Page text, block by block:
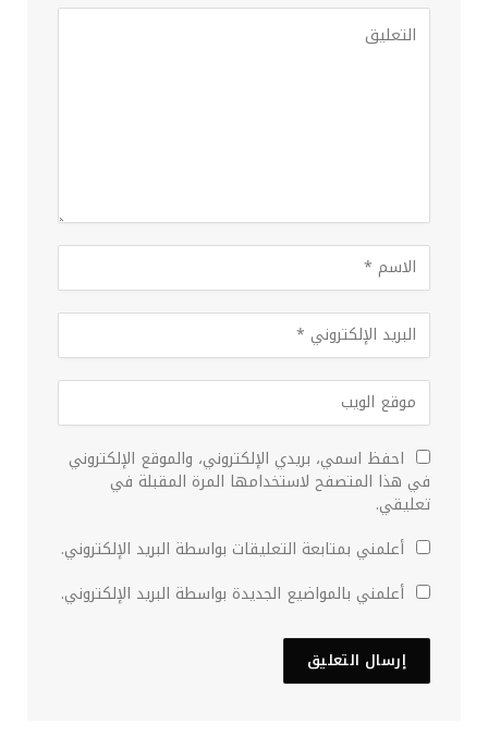
احفظ اسمي، بريدي الإلكتروني، والموقع الإلكتروني
في هذا المتصفح لاستخدامها المرة المقبلة في
تعليقي.
أعلمني بمتابعة التعليقات بواسطة البريد الإلكتروني.
أعلمني بالمواضيع الجديدة بواسطة البريد الإلكتروني.